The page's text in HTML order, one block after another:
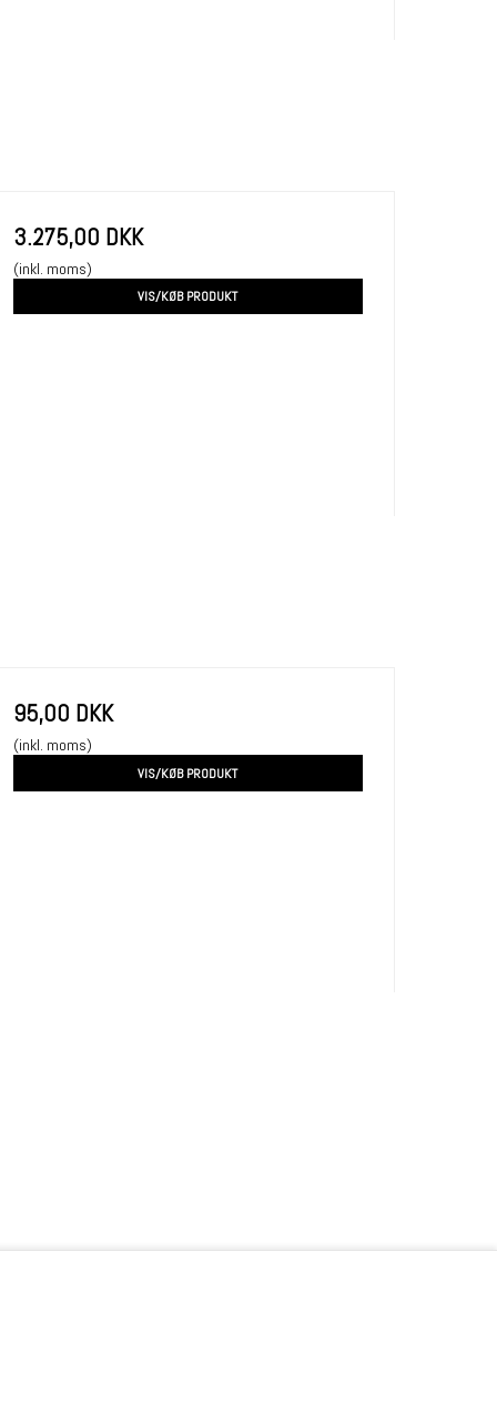
3.275,00 DKK
(inkl. moms)
VIS/KØB PRODUKT
95,00 DKK
(inkl. moms)
VIS/KØB PRODUKT